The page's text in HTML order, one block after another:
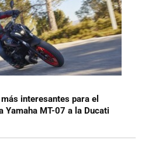
interesantes para el
Yamaha MT-07 a la Ducati